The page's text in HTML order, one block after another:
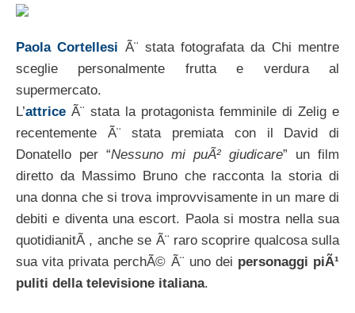
Paola Cortellesi Ã¨ stata fotografata da Chi mentre
sceglie personalmente frutta e verdura al
supermercato.
L’attrice Ã¨ stata la protagonista femminile di Zelig e
recentemente Ã¨ stata premiata con il David di
Donatello per “Nessuno mi puÃ² giudicare” un film
diretto da Massimo Bruno che racconta la storia di
una donna che si trova improvvisamente in un mare di
debiti e diventa una escort. Paola si mostra nella sua
quotidianitÃ , anche se Ã¨ raro scoprire qualcosa sulla
sua vita privata perchÃ© Ã¨ uno dei personaggi piÃ¹
puliti della televisione italiana.